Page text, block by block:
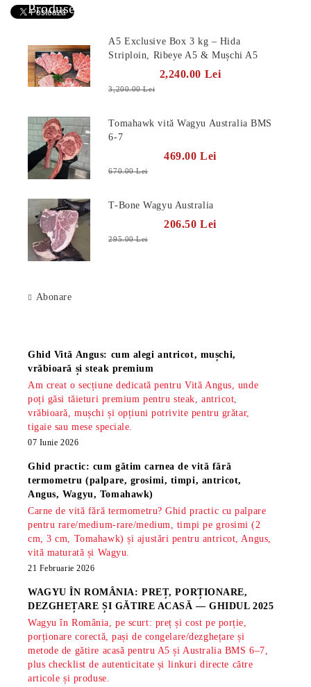
30%
Produse Noi
A5 Exclusive Box 3 kg – Hida
Striploin, Ribeye A5 & Mușchi A5
2,240.00 Lei
3,200.00 Lei
Tomahawk vită Wagyu Australia BMS
6-7
469.00 Lei
670.00 Lei
T-Bone Wagyu Australia
206.50 Lei
295.00 Lei
Abonare
Ghid Vită Angus: cum alegi antricot, mușchi,
vrăbioară și steak premium
Am creat o secțiune dedicată pentru Vită Angus, unde
poți găsi tăieturi premium pentru steak, antricot,
vrăbioară, mușchi și opțiuni potrivite pentru grătar,
tigaie sau mese speciale.
07 Iunie 2026
Ghid practic: cum gătim carnea de vită fără
termometru (palpare, grosimi, timpi, antricot,
Angus, Wagyu, Tomahawk)
Carne de vită fără termometru? Ghid practic cu palpare
pentru rare/medium-rare/medium, timpi pe grosimi (2
cm, 3 cm, Tomahawk) și ajustări pentru antricot, Angus,
vită maturată și Wagyu.
21 Februarie 2026
WAGYU ÎN ROMÂNIA: PREȚ, PORȚIONARE,
DEZGHEȚARE ȘI GĂTIRE ACASĂ — GHIDUL 2025
Wagyu în România, pe scurt: preț și cost pe porție,
porționare corectă, pași de congelare/dezghețare și
metode de gătire acasă pentru A5 și Australia BMS 6–7,
plus checklist de autenticitate și linkuri directe către
articole și produse.